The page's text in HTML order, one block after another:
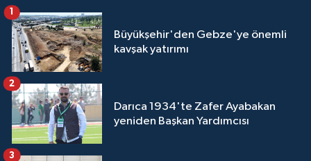
Büyükşehir'den Gebze'ye önemli
kavşak yatırımı
1
Darıca 1934'te Zafer Ayabakan
yeniden Başkan Yardımcısı
2
3